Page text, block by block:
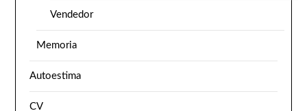
Vendedor
Memoria
Autoestima
CV